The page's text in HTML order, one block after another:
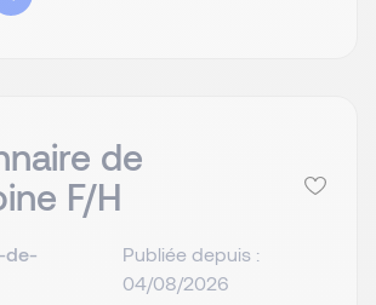
de
F/H
de-
Publiée depuis :
04/08/2026